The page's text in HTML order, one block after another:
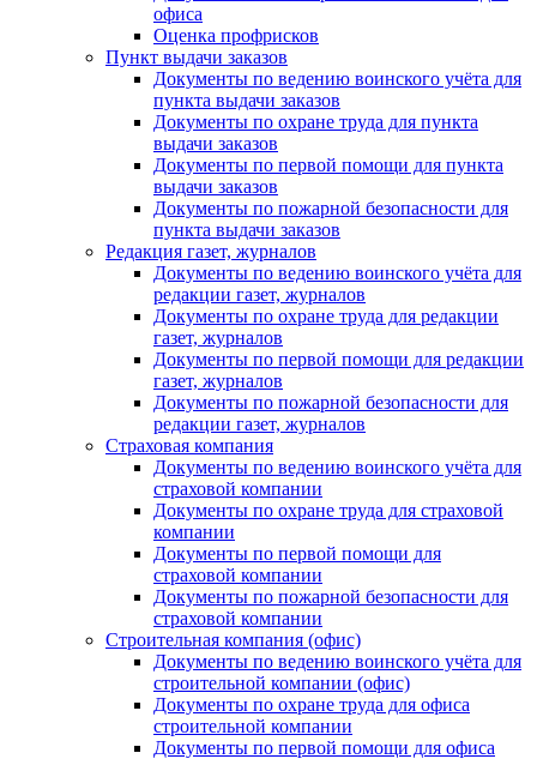
офиса
Оценка профрисков
Пункт выдачи заказов
Документы по ведению воинского учёта для
пункта выдачи заказов
Документы по охране труда для пункта
выдачи заказов
Документы по первой помощи для пункта
выдачи заказов
Документы по пожарной безопасности для
пункта выдачи заказов
Редакция газет, журналов
Документы по ведению воинского учёта для
редакции газет, журналов
Документы по охране труда для редакции
газет, журналов
Документы по первой помощи для редакции
газет, журналов
Документы по пожарной безопасности для
редакции газет, журналов
Страховая компания
Документы по ведению воинского учёта для
страховой компании
Документы по охране труда для страховой
компании
Документы по первой помощи для
страховой компании
Документы по пожарной безопасности для
страховой компании
Строительная компания (офис)
Документы по ведению воинского учёта для
строительной компании (офис)
Документы по охране труда для офиса
строительной компании
Документы по первой помощи для офиса